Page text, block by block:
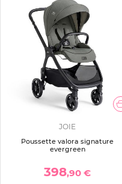
JOIE
Poussette valora signature
evergreen
398,90 €